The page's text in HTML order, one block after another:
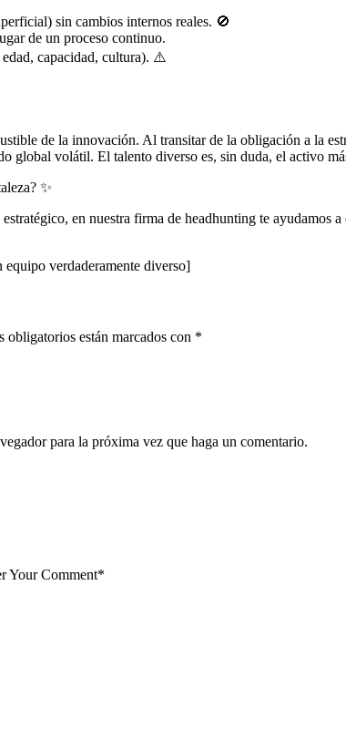
sin cambios internos reales. 🚫
de un proceso continuo.
capacidad, cultura). ⚠️
de la innovación. Al transitar de la obligación a la
global volátil. El talento diverso es, sin duda, el activo
✨
en nuestra firma de headhunting te ayudamos
verdaderamente diverso]
obligatorios están marcados con *
para la próxima vez que haga un comentario.
Your Comment*